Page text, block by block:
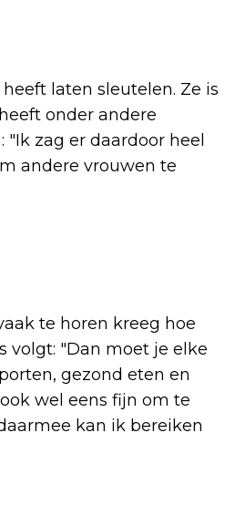
laten sleutelen. Ze is
heeft onder andere
zag er daardoor heel
andere vrouwen te
te horen kreeg hoe
volgt: "Dan moet je elke
gezond eten en
wel eens fijn om te
kan ik bereiken